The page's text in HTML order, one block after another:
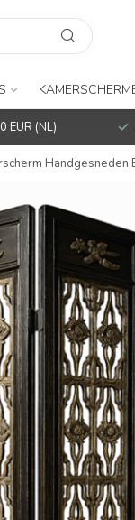
EUR (NL)
Handgesneden